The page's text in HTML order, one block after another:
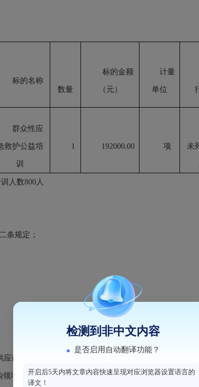
标的名称
数量
标的金额
（元）
计量
单位
群众性应
救护公益培
训
1 192000.00 项 未
人数800人
条规定；
商在响应时，按照规定提供相关承诺函（详见竞争性
域优化营商环境工作的通知》（鼓财[2021]317号）中
检测到非中文内容
是否启用自动翻译功能？
开启后5天内将文章内容快速呈现对应浏览器设置语言的
译文！